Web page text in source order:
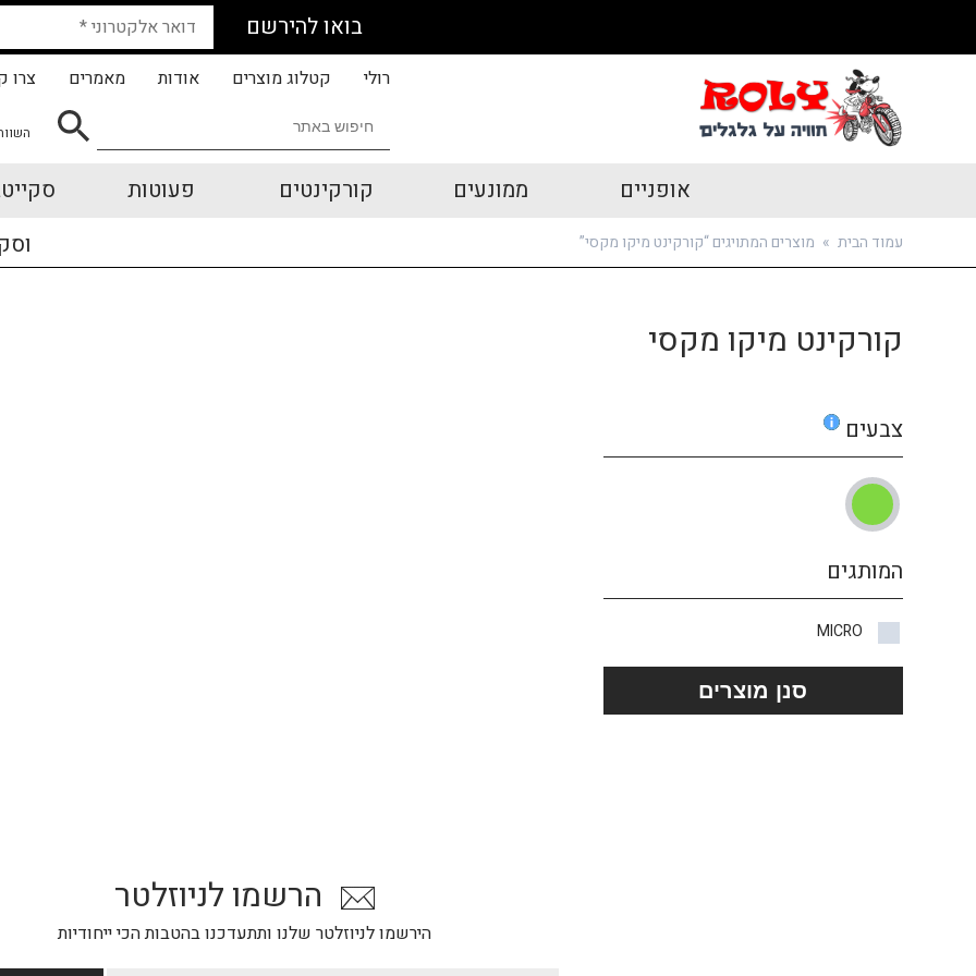
בואו להירשם
רולי קטלוג מוצרים אודות מאמרים צרו
אופניים ממונעים קורקינטים פעוטות
עמוד הבית » מוצרים המתויגים “קורקינט מיקו מקסי”
קורקינט מיקו מקסי
צבעים
המותגים
MICRO
סנן מוצרים
הרשמו לניוזלטר
הירשמו לניוזלטר שלנו ותתעדכנו בהטבות הכי ייחודיות